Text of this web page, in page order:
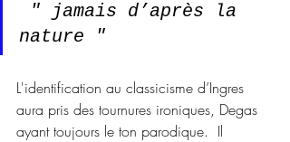
" jamais d’après la
nature "
L'identification au classicisme d’Ingres
aura pris des tournures ironiques, Degas
ayant toujours le ton parodique.  Il